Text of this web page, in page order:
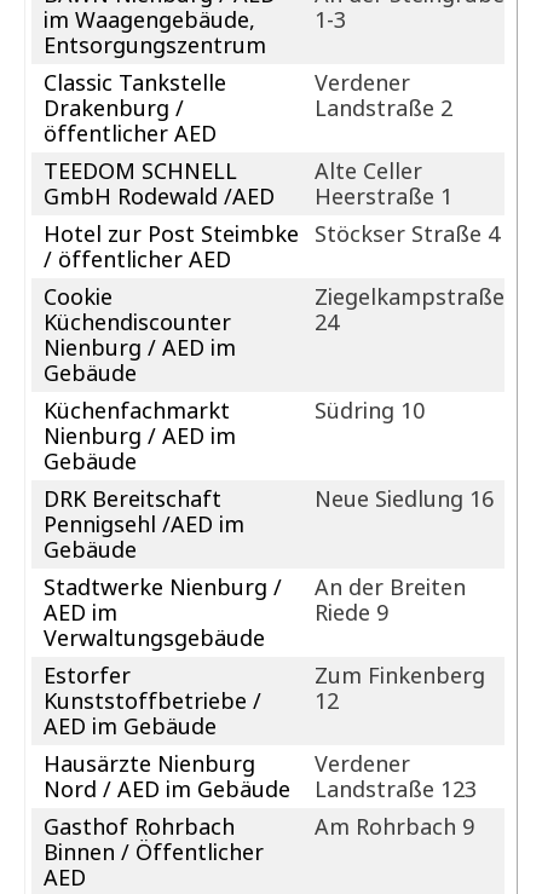
im Waagengebäude,
Entsorgungszentrum
1-3
Classic Tankstelle
Drakenburg /
öffentlicher AED
Verdener
Landstraße 2
TEEDOM SCHNELL
GmbH Rodewald /AED
Alte Celler
Heerstraße 1
Hotel zur Post Steimbke
/ öffentlicher AED
Stöckser Straße 4
Cookie
Küchendiscounter
Nienburg / AED im
Gebäude
Ziegelkampstraße
24
Küchenfachmarkt
Nienburg / AED im
Gebäude
Südring 10
DRK Bereitschaft
Pennigsehl /AED im
Gebäude
Neue Siedlung 16
Stadtwerke Nienburg /
AED im
Verwaltungsgebäude
An der Breiten
Riede 9
Estorfer
Kunststoffbetriebe /
AED im Gebäude
Zum Finkenberg
12
Hausärzte Nienburg
Nord / AED im Gebäude
Verdener
Landstraße 123
Gasthof Rohrbach
Binnen / Öffentlicher
AED
Am Rohrbach 9